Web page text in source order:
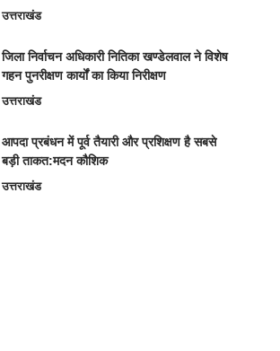
उत्तराखंड
‎जिला निर्वाचन अधिकारी नितिका खण्डेलवाल ने विशेष
गहन पुनरीक्षण कार्यों का किया निरीक्षण
उत्तराखंड
आपदा प्रबंधन में पूर्व तैयारी और प्रशिक्षण है सबसे
बड़ी ताकत:मदन कौशिक
उत्तराखंड